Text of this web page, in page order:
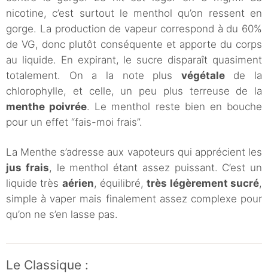
nicotine, c’est surtout le menthol qu’on ressent en
gorge. La production de vapeur correspond à du 60%
de VG, donc plutôt conséquente et apporte du corps
au liquide. En expirant, le sucre disparaît quasiment
totalement. On a la note plus végétalede la
chlorophylle, et celle, un peu plus terreuse de la
menthe poivrée. Le menthol reste bien en bouche
pour un effet “fais-moi frais”.
La Menthe s’adresse aux vapoteurs qui apprécient les
jus frais, le menthol étant assez puissant. C’est un
liquide très aérien, équilibré,très légèrement sucré,
simple à vaper mais finalement assez complexe pour
qu’on ne s’en lasse pas.
Le Classique :